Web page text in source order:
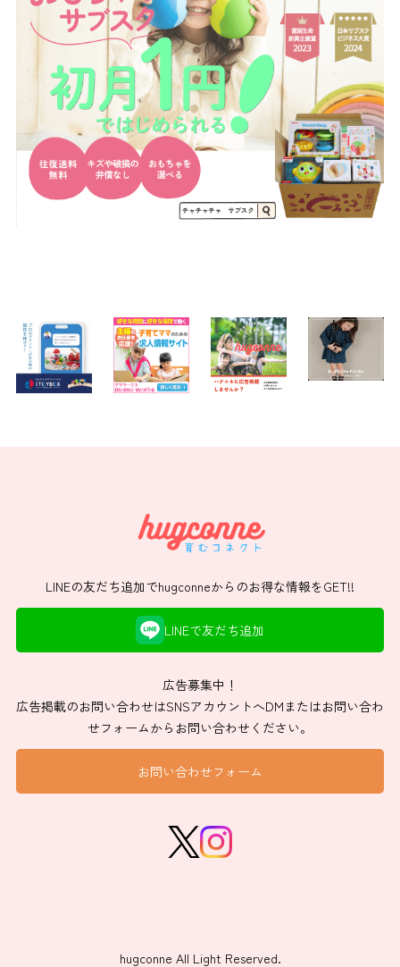
LINEの友だち追加でhugconneからのお得な情報をGET!!
LINEで友だち追加
広告募集中！
広告掲載のお問い合わせはSNSアカウントへDMまたはお問い合わ
せフォームからお問い合わせください。
お問い合わせフォーム
hugconne All Light Reserved.